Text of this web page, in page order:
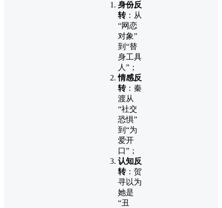
身份反
转：从
“网恋
对象”
到“替
身工具
人”；
情感反
转：秦
渡从
“社交
恐惧”
到“为
爱开
口”；
认知反
转：贺
寻以为
她是
“丑